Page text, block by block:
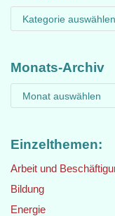
Monats-Archiv
Einzelthemen:
Arbeit und
Bildung
Energie